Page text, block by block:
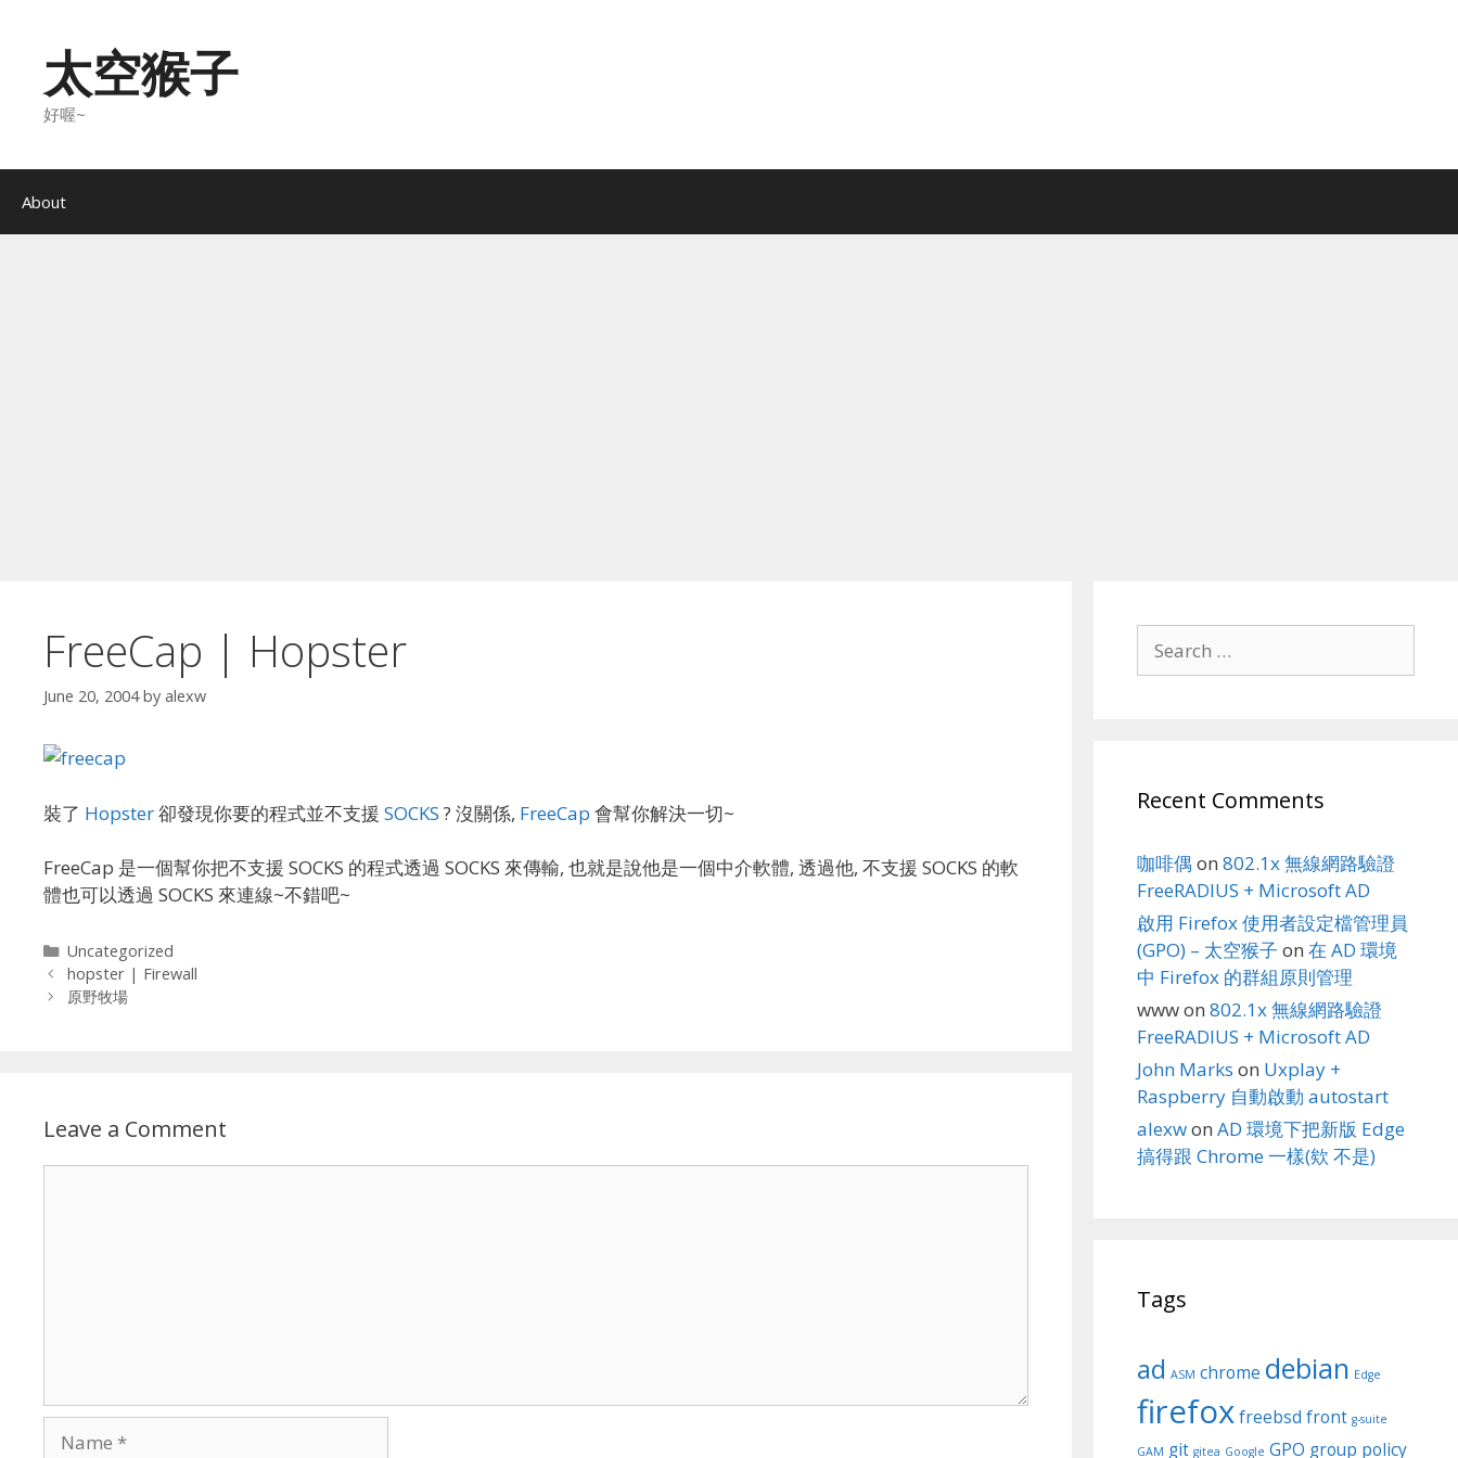
content太空猴子
好喔~
About
FreeCap | Hopster
June 20, 2004 by alexw
裝了 Hopster卻發現你要的程式並不支援 SOCKS ? 沒關係, FreeCap 會幫你解決一切~
FreeCap 是一個幫你把不支援 SOCKS 的程式透過 SOCKS 來傳輸, 也就是說他是一個中介軟體, 透過他, 不支援 SOCKS 的軟
體也可以透過 SOCKS 來連線~不錯吧~
Categories
Uncategorized
hopster | Firewall
原野牧場
Leave a Comment
for:
Recent Comments
咖啡偶 on 802.1x 無線網路驗證
FreeRADIUS + Microsoft AD
啟用 Firefox 使用者設定檔管理員
(GPO) – 太空猴子 on 在 AD 環境
中 Firefox 的群組原則管理
wwwon 802.1x 無線網路驗證
FreeRADIUS + Microsoft AD
John Marks on Uxplay +
Raspberry 自動啟動 autostart
alexwon AD 環境下把新版 Edge
搞得跟 Chrome 一樣(欸 不是)
Tags
ad ASM chrome debian Edge
firefoxfreebsd front g-suite
GAM git gitea Google GPO group policy